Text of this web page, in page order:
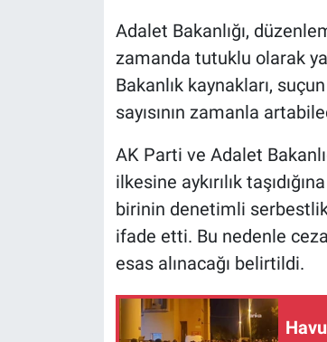
Adalet Bakanlığı,
zamanda tutuklu olarak
Bakanlık kaynakları,
sayısının zamanla
AK Parti ve Adalet
ilkesine aykırılık
birinin denetimli
ifade etti. Bu nedenle
esas alınacağı belirtildi.